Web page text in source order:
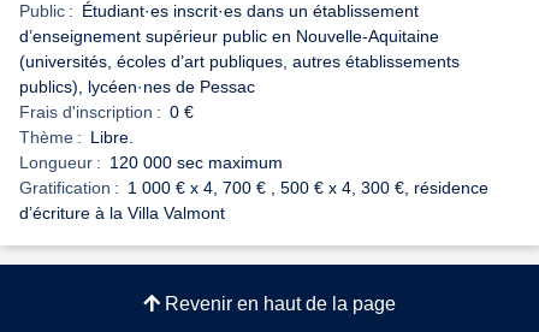
Public : Étudiant·es inscrit·es dans un établissement
d’enseignement supérieur public en Nouvelle-Aquitaine
(universités, écoles d’art publiques, autres établissements
publics), lycéen·nes de Pessac
Frais d'inscription : 0 €
Thème : Libre.
Longueur : 120 000 sec maximum
Gratification : 1 000 € x 4, 700 € , 500 € x 4, 300 €, résidence
d’écriture à la Villa Valmont
Revenir en haut de la page